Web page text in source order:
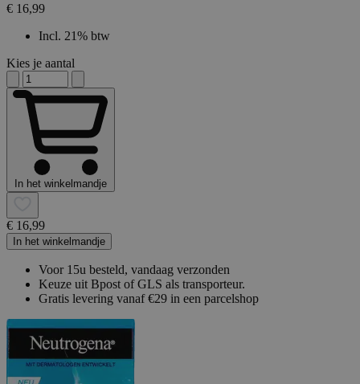
€ 16,99
Incl. 21% btw
Kies je aantal
In het winkelmandje
€ 16,99
In het winkelmandje
Voor 15u besteld, vandaag verzonden
Keuze uit Bpost of GLS als transporteur.
Gratis levering vanaf €29 in een parcelshop